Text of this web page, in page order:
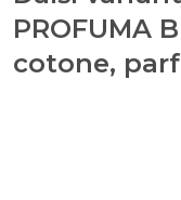
PROFUMA
cotone,